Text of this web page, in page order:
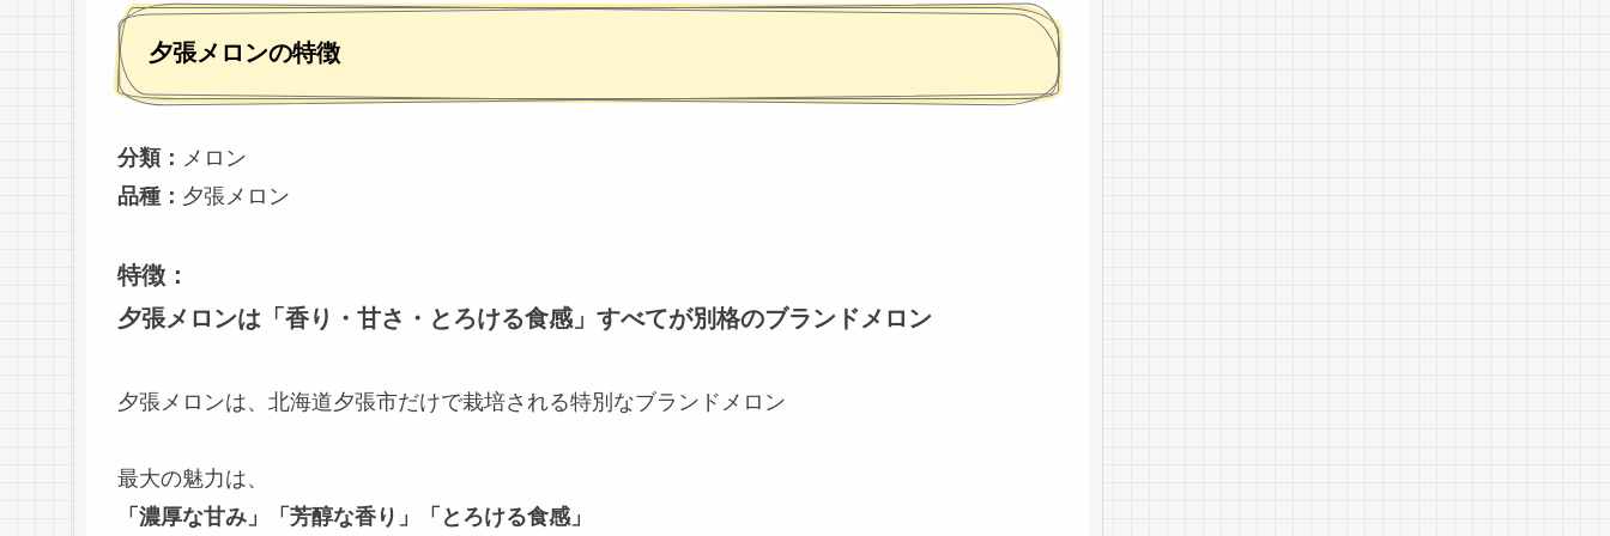
夕張メロンの特徴
分類： メロン
品種： 夕張メロン
特徴：
夕張メロンは「香り・甘さ・とろける食感」すべてが別格のブランドメロン
夕張メロンは、北海道夕張市だけで栽培される特別なブランドメロン
最大の魅力は、
「濃厚な甘み」「芳醇な香り」「とろける食感」